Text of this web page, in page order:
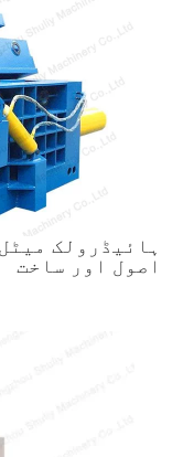
ہائیڈرولک
اصول اور ساخت